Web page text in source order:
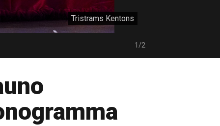
Tristrams Kentons
1/2